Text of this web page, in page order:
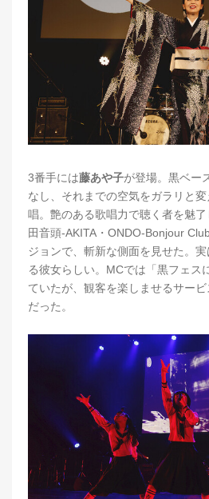
3番手には藤あや子が登場。黒ベー
なし、それまでの空気をガラリと
唱。艶のある歌唱力で聴く者を魅
田音頭-AKITA・ONDO-Bonjour
ジョンで、斬新な側面を見せた。
る彼女らしい。MCでは「黒フェス
ていたが、観客を楽しませるサー
だった。